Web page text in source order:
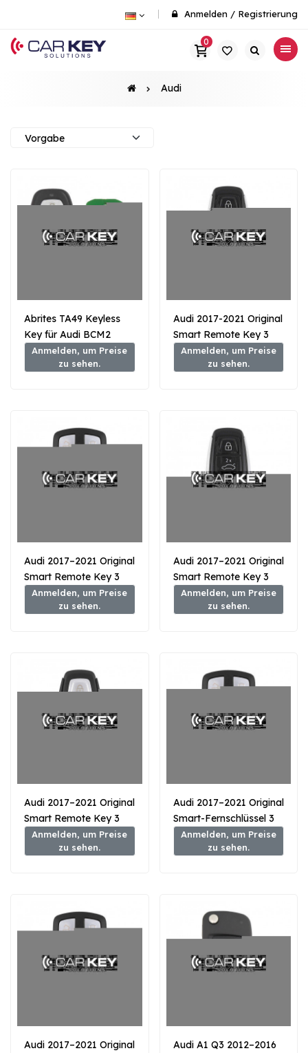
Anmelden / Registrierung
0
Audi
Abrites TA49 Keyless
Key für Audi BCM2
Fahrzeuge 433 MHz
Anmelden, um Preise
zu sehen.
Audi 2017-2021 Original
Smart Remote Key 3
Tasten 433Mhz
4N0959754EG MLB
Anmelden, um Preise
zu sehen.
Audi 2017–2021 Original
Smart Remote Key 3
Tasten 315 MHz 4M0
MLB Typ
Anmelden, um Preise
zu sehen.
Audi 2017–2021 Original
Smart Remote Key 3
Tasten 315 MHz
MD9R0 MLB Typ
Anmelden, um Preise
zu sehen.
Audi 2017–2021 Original
Smart Remote Key 3
Tasten 433 MHz
MD9R0 MLB Typ
Anmelden, um Preise
zu sehen.
Audi 2017–2021 Original
Smart-Fernschlüssel 3
Tasten 433 MHz
4M0959754CS – MLB-
Anmelden, um Preise
zu sehen.
Audi 2017–2021 Original
Audi A1 Q3 2012–2016